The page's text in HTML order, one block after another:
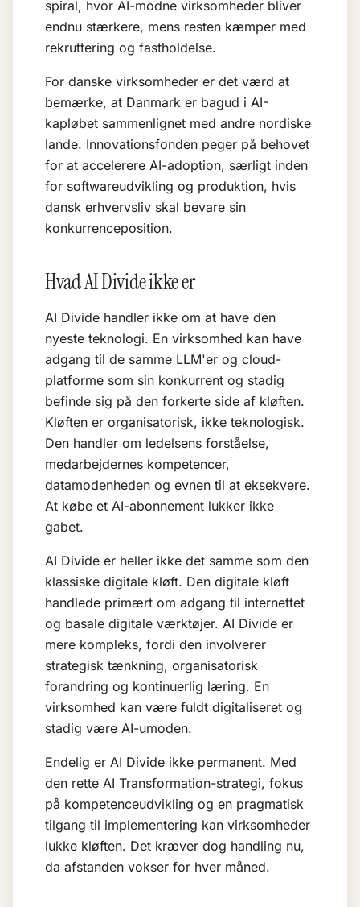
spiral, hvor AI-modne virksomheder bliver
endnu stærkere, mens resten kæmper med
rekruttering og fastholdelse.
For danske virksomheder er det værd at
bemærke, at Danmark er bagud i AI-
kapløbet sammenlignet med andre nordiske
lande. Innovationsfonden peger på behovet
for at accelerere AI-adoption, særligt inden
for softwareudvikling og produktion, hvis
dansk erhvervsliv skal bevare sin
konkurrenceposition.
Hvad AI Divide ikke er
AI Divide handler ikke om at have den
nyeste teknologi. En virksomhed kan have
adgang til de samme LLM'er og cloud-
platforme som sin konkurrent og stadig
befinde sig på den forkerte side af kløften.
Kløften er organisatorisk, ikke teknologisk.
Den handler om ledelsens forståelse,
medarbejdernes kompetencer,
datamodenheden og evnen til at eksekvere.
At købe et AI-abonnement lukker ikke
gabet.
AI Divide er heller ikke det samme som den
klassiske digitale kløft. Den digitale kløft
handlede primært om adgang til internettet
og basale digitale værktøjer. AI Divide er
mere kompleks, fordi den involverer
strategisk tænkning, organisatorisk
forandring og kontinuerlig læring. En
virksomhed kan være fuldt digitaliseret og
stadig være AI-umoden.
Endelig er AI Divide ikke permanent. Med
den rette AI Transformation-strategi, fokus
på kompetenceudvikling og en pragmatisk
tilgang til implementering kan virksomheder
lukke kløften. Det kræver dog handling nu,
da afstanden vokser for hver måned.